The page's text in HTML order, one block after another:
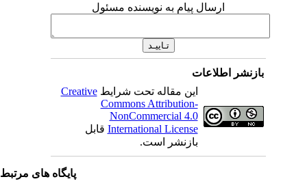
ارسال پیام به نویسنده مسئول
بازنشر اطلاعات
این مقاله تحت شرایطCreative
Commons Attribution-
NonCommercial 4.0
International License قابل
بازنشر است.
پایگاه های مرتبط